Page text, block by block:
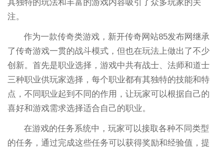
其独特的玩法和丰富的游戏内容吸引了众多玩家的关
注。
作为一款传奇类游戏，新开传奇网站85发布网继承
了传奇游戏一贯的战斗模式，但也在玩法上做出了不少
创新。首先是职业选择，游戏中共有战士、法师和道士
三种职业供玩家选择，每个职业都有其独特的技能和特
点，不同职业起到不同的作用，让玩家可以根据自己的
喜好和游戏需求选择适合自己的职业。
在游戏的任务系统中，玩家可以接取各种不同类型
的任务，通过完成这些任务可以获得奖励和经验值，提